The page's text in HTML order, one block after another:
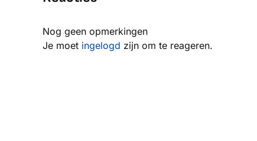
Nog geen opmerkingen
Je moet ingelogd zijn om te reageren.